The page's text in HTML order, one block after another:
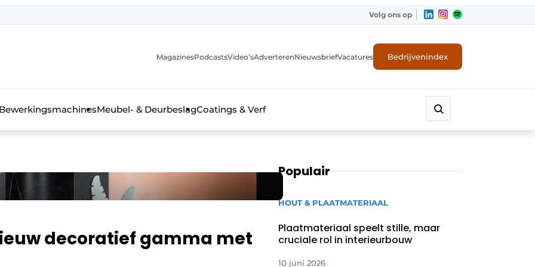
Volg ons op
MagazinesPodcastsVideo’sAdverterenNieuwsbriefVacatures Bedrijvenindex
BewerkingsmachinesMeubel- & DeurbeslagCoatings & Verf
decoratief gamma met
Populair
HOUT & PLAATMATERIAAL
Plaatmateriaal speelt stille, maar
cruciale rol in interieurbouw
10 juni 2026